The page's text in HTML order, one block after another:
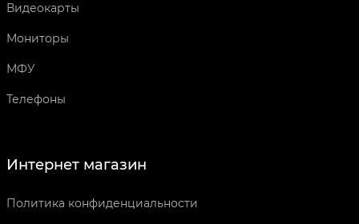
Видеокарты
Мониторы
МФУ
Телефоны
Интернет магазин
Политика конфиденциальности